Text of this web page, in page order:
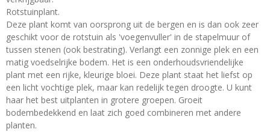
Rotstuinplant.
Deze plant komt van oorsprong uit de bergen en is dan ook zeer
geschikt voor de rotstuin als 'voegenvuller' in de stapelmuur of
tussen stenen (ook bestrating). Verlangt een zonnige plek en een
matig voedselrijke bodem. Het is een onderhoudsvriendelijke
plant met een rijke, kleurige bloei. Deze plant staat het liefst op
een licht vochtige plek, maar kan redelijk tegen droogte. U kunt
haar het best uitplanten in grotere groepen. Groeit
bodembedekkend en laat zich goed combineren met andere
planten.